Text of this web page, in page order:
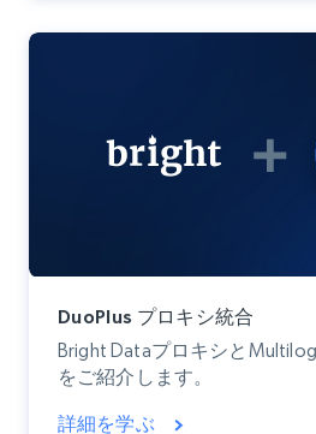
DuoPlus プロキシ統合
Bright Dataプロキシと
をご紹介します。
詳細を学ぶ